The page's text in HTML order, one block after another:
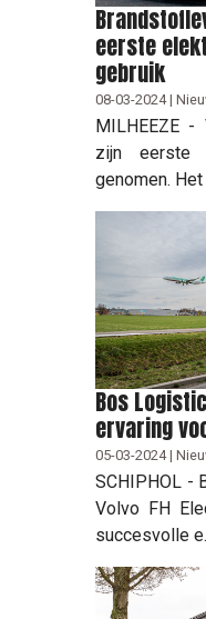
eerste
gebruik
08-03-2024 |
MILHEEZE
zijn eerste
genomen. Het
Bos
ervaring
05-03-2024 |
SCHIPHOL -
Volvo FH
succesvolle